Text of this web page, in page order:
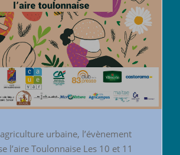
urbaine, l’évènement
l’aire Toulonnaise Les 10 et 11